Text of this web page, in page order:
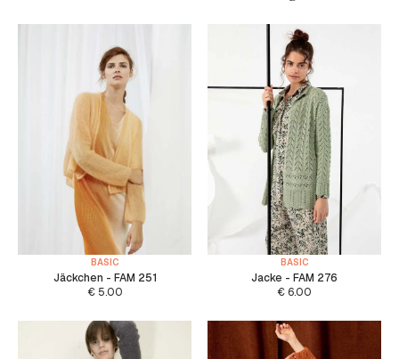
BASIC
Jäckchen - FAM 251
€5.00
BASIC
Jacke - FAM 276
€ 6.00